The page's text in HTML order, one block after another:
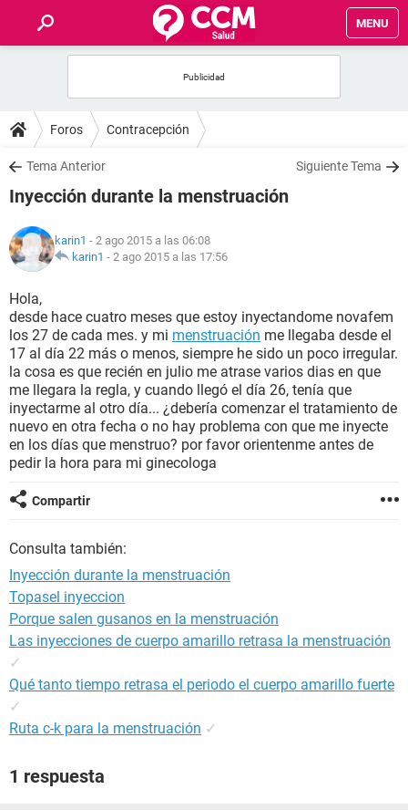
MENU
FOROS
SALUD
FAMILIA
NUTRICIÓN
BIENESTAR
SEXUALIDAD
GLOSARIO
Foros Contracepción
Tema Anterior Siguiente Tema
Inyección durante la menstruación
karin1 - 2 ago 2015 a las 06:08
karin1 - 2 ago 2015 a las 17:56
Hola,
desde hace cuatro meses que estoy inyectandome novafem
los 27 de cada mes. y mi menstruación me llegaba desde el
17 al día 22 más o menos, siempre he sido un poco irregular.
la cosa es que recién en julio me atrase varios dias en que
me llegara la regla, y cuando llegó el día 26, tenía que
inyectarme al otro día... ¿debería comenzar el tratamiento de
nuevo en otra fecha o no hay problema con que me inyecte
en los días que menstruo? por favor orientenme antes de
pedir la hora para mi ginecologa
Compartir
Consulta también:
Inyección durante la menstruación
Topasel inyeccion
Porque salen gusanos en la menstruación
Las inyecciones de cuerpo amarillo retrasa la menstruación
✓
Qué tanto tiempo retrasa el periodo el cuerpo amarillo fuerte
✓
Ruta c-k para la menstruación ✓
1 respuesta